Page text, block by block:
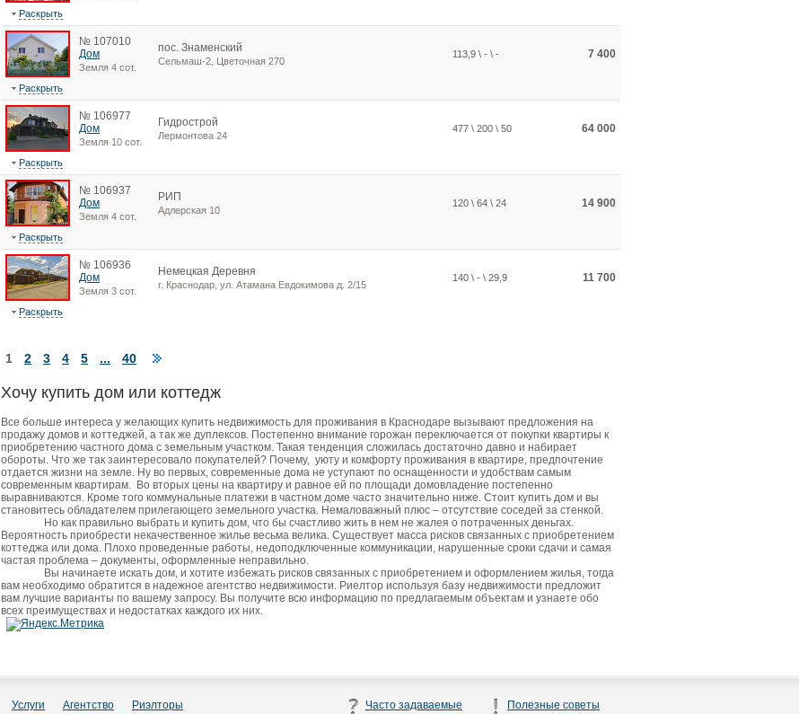
Раскрыть
№ 107010
Дом
Земля 4 сот.
пос. Знаменский
Сельмаш-2, Цветочная 270
113,9 \ - \ - 7 400
Раскрыть
№ 106977
Дом
Земля 10 сот.
Гидрострой
Лермонтова 24
477 \ 200 \ 50 64 000
Раскрыть
№ 106937
Дом
Земля 4 сот.
РИП
Адлерская 10
120 \ 64 \ 24 14 900
Раскрыть
№ 106936
Дом
Земля 3 сот.
Немецкая Деревня
г. Краснодар, ул. Атамана Евдокимова д. 2/15
140 \ - \ 29,9 11 700
Раскрыть
1 2 3 4 5 ... 40
Хочу купить дом или коттедж
Все больше интереса у желающих купить недвижимость для проживания в Краснодаре вызывают предложения на
продажу домов и коттеджей, а так же дуплексов. Постепенно внимание горожан переключается от покупки квартиры к
приобретению частного дома с земельным участком. Такая тенденция сложилась достаточно давно и набирает
обороты. Что же так заинтересовало покупателей? Почему, уюту и комфорту проживания в квартире, предпочтение
отдается жизни на земле. Ну во первых, современные дома не уступают по оснащенности и удобствам самым
современным квартирам. Во вторых цены на квартиру и равное ей по площади домовладение постепенно
выравниваются. Кроме того коммунальные платежи в частном доме часто значительно ниже. Стоит купить дом и вы
становитесь обладателем прилегающего земельного участка. Немаловажный плюс – отсутствие соседей за стенкой.
Но как правильно выбрать и купить дом, что бы счастливо жить в нем не жалея о потраченных деньгах.
Вероятность приобрести некачественное жилье весьма велика. Существует масса рисков связанных с приобретением
коттеджа или дома. Плохо проведенные работы, недоподключенные коммуникации, нарушенные сроки сдачи и самая
частая проблема – документы, оформленные неправильно.
Вы начинаете искать дом, и хотите избежать рисков связанных с приобретением и оформлением жилья, тогда
вам необходимо обратится в надежное агентство недвижимости. Риелтор используя базу недвижимости предложит
вам лучшие варианты по вашему запросу. Вы получите всю информацию по предлагаемым объектам и узнаете обо
всех преимуществах и недостатках каждого их них.
Услуги Агентство Риэлторы
Часто задаваемые
Полезные советы